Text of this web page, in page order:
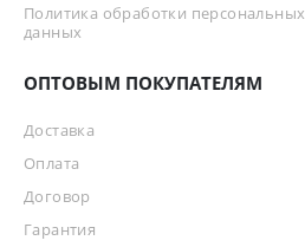
Политика обработки персональных
данных
ОПТОВЫМ ПОКУПАТЕЛЯМ
Доставка
Оплата
Договор
Гарантия